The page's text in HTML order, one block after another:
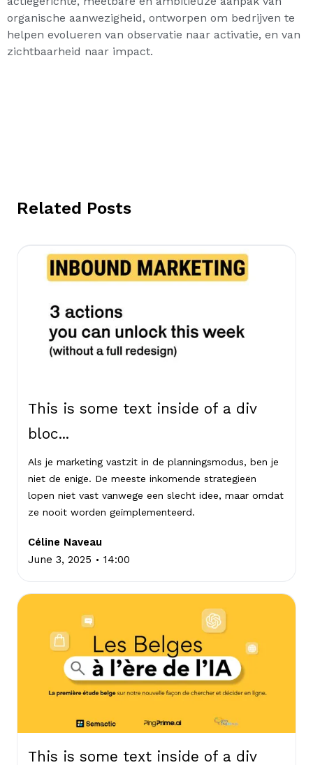
organische aanwezigheid, ontworpen om bedrijven te
helpen evolueren van observatie naar activatie, en van
zichtbaarheid naar impact.
Related Posts
This is some text inside of a div
bloc...
Als je marketing vastzit in de planningsmodus, ben je
niet de enige. De meeste inkomende strategieën
lopen niet vast vanwege een slecht idee, maar omdat
ze nooit worden geïmplementeerd.
Céline Naveau
June 3, 2025 . 14:00
This is some text inside of a div